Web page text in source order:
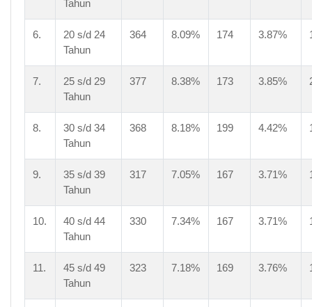
Tahun
6.
20 s/d 24
Tahun
364 8.09% 174 3.87%
7.
25 s/d 29
Tahun
377 8.38% 173 3.85%
8.
30 s/d 34
Tahun
368 8.18% 199 4.42%
9.
35 s/d 39
Tahun
317 7.05% 167 3.71%
10.
40 s/d 44
Tahun
330 7.34% 167 3.71%
11.
45 s/d 49
Tahun
323 7.18% 169 3.76%